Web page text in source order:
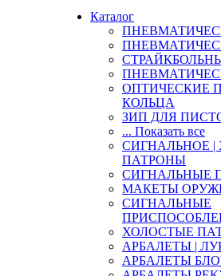
Каталог
ОПТИЧЕСКИЕ
КОЛЬЦА
ЗИП ДЛЯ
... Показать все
СИГНАЛЬНОЕ |
ПАТРОНЫ
СИГНАЛЬНЫЕ
МАКЕТЫ
СИГНАЛЬНЫЕ
ХОЛОСТЫЕ
АРБАЛЕТЫ |
АРБАЛЕТЫ